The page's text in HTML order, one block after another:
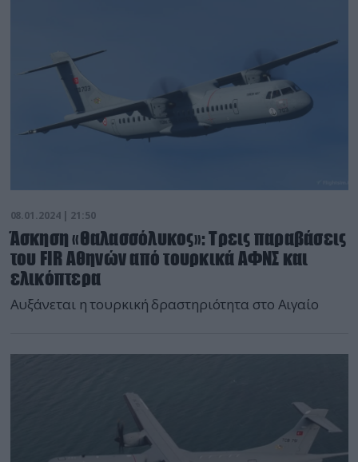
08.01.2024 | 21:50
Άσκηση «Θαλασσόλυκος»: Τρεις παραβάσεις
του FIR Αθηνών από τουρκικά ΑΦΝΣ και
ελικόπτερα
Αυξάνεται η τουρκική δραστηριότητα στο Αιγαίο